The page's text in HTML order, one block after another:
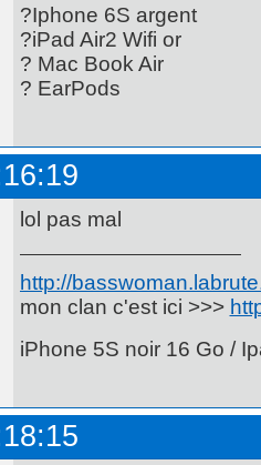
?Iphone 6S argent
?iPad Air2 Wifi or
? Mac Book Air
? EarPods
lol pas mal
http://
mon clan c'est ici >>>
iPhone 5S noir 16 Go /